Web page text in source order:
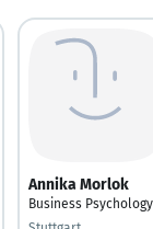
Annika Morlok
Business Psychology